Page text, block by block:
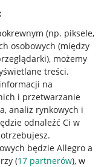
(np. piksele,
osobowych (między
, możemy
treści.
na
i przetwarzanie
analiz rynkowych i
odnaleźć Ci w
będzie Allegro a
(17 partnerów), w